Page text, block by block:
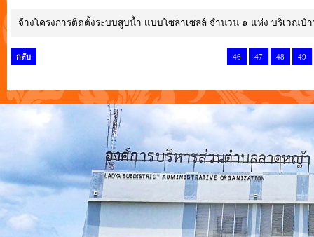
จ้างโครงการติดตั้งระบบสูบน้ำ แบบโซล่าเซลล์ จำนวน ๑ แห่ง บริเวณบ้
กลับ 46 47 48 49